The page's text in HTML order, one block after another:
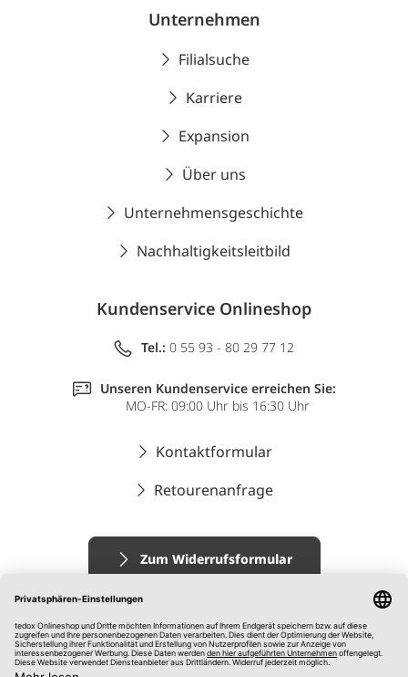
Unternehmen
Filialsuche
Karriere
Expansion
Über uns
Unternehmensgeschichte
Nachhaltigkeitsleitbild
Kundenservice Onlineshop
Tel.: 0 55 93 - 80 29 77 12
Unseren Kundenservice erreichen Sie:
MO-FR: 09:00 Uhr bis 16:30 Uhr
Kontaktformular
Retourenanfrage
Zum Widerrufsformular
Impressum
AGB